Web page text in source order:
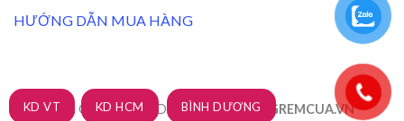
HƯỚNG DẪN MUA HÀNG
RÈM CỬA 3A BLINDS 2026 ©| XUONGREMCUA.VN
KD VT KD HCM BÌNH DƯƠNG